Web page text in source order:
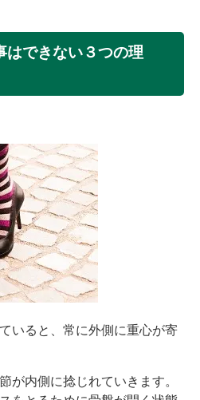
はできない３つの理
いると、常に外側に重心が寄
が内側に捻じれていきます。